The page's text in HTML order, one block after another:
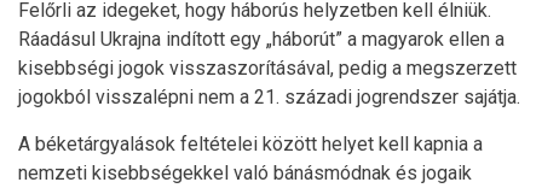
Felőrli az idegeket, hogy háborús helyzetben kell élniük.
Ráadásul Ukrajna indított egy „háborút” a magyarok ellen a
kisebbségi jogok visszaszorításával, pedig a megszerzett
jogokból visszalépni nem a 21. századi jogrendszer sajátja.
A béketárgyalások feltételei között helyet kell kapnia a
nemzeti kisebbségekkel való bánásmódnak és jogaik